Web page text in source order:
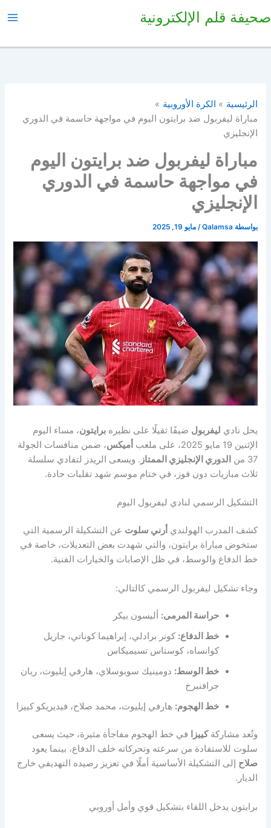
إلى
صحيفة قلم الإلكترونية
الرئيسية
الكرة الأوروبية
مباراة ليفربول ضد برايتون اليوم في مواجهة حاسمة في الدوري
الإنجليزي
مباراة ليفربول ضد برايتون اليوم
في مواجهة حاسمة في الدوري
الإنجليزي
بواسطة Qalamsa
/مايو 19, 2025
يحل نادي ليفربول ضيفًا ثقيلًا على نظيرهبرايتون، مساء اليوم
الإثنين 19 مايو 2025، على ملعب
أميكس، ضمن منافسات الجولة
37 من
الدوري الإنجليزي الممتاز . ويسعى الريدز لتفادي سلسلة
ثلاث مباريات دون فوز، في ختام موسم شهد تقلبات حادة.
التشكيل الرسمي لنادي ليفربول اليوم
كشف المدرب الهولندي أرني سلوت عن التشكيلة الرسمية التي
ستخوض مباراة برايتون، والتي شهدت بعض التعديلات، خاصة في
خط الدفاع والوسط، في ظل الإصابات والخيارات الفنية.
وجاء تشكيل ليفربول الرسمي كالتالي:
حراسة المرمى: أليسون بيكر
خط الدفاع: كونر برادلي، إبراهيما كوناتي، جاريل
كوانساه، كوستاس تسيميكاس
خط الوسط: دومينيك سوبوسلاي، هارفي إيليوت، ريان
جرافنبرخ
خط الهجوم: هارفي إيليوت، محمد صلاح، فيديريكو كييزا
وتُعد مشاركةكييزا
في خط الهجوم مفاجأة مثيرة، حيث يسعى
سلوت للاستفادة من سرعته وتحركاته خلف الدفاع، بينما يعود
صلاح إلى التشكيلة الأساسية أملًا في تعزيز رصيده التهديفي خارج
الديار.
برايتون يدخل اللقاء بتشكيل قوي وأمل أوروبي